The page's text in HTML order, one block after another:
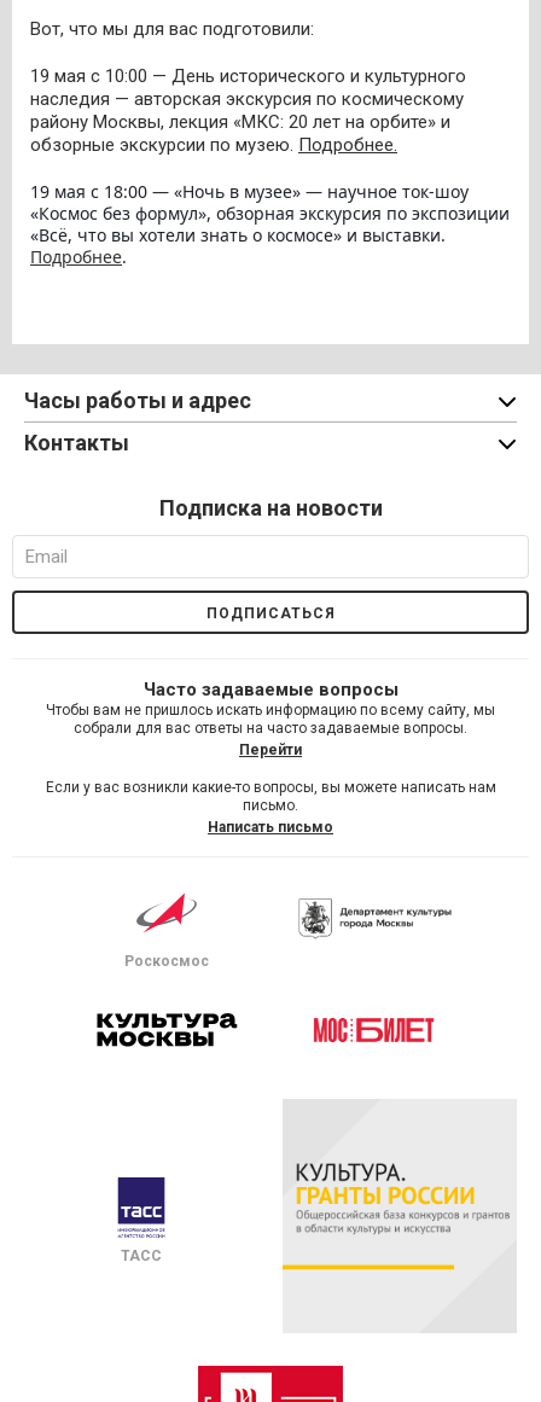
Вот, что мы для вас подготовили:
19 мая с 10:00 — День исторического и культурного
наследия — авторская экскурсия по космическому
району Москвы, лекция «МКС: 20 лет на орбите» и
обзорные экскурсии по музею. Подробнее.
19 мая с 18:00 — «Ночь в музее» — научное ток-шоу
«Космос без формул», обзорная экскурсия по экспозиции
«Всё, что вы хотели знать о космосе» и выставки.
Подробнее.
Часы работы и адрес
Контакты
Подписка на новости
Часто задаваемые вопросы
Чтобы вам не пришлось искать информацию по всему сайту, мы
собрали для вас ответы на часто задаваемые вопросы.
Перейти
Если у вас возникли какие-то вопросы, вы можете написать нам
письмо.
Написать письмо
Роскосмос
ТАСС